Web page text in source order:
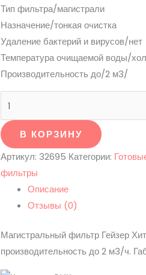
Тип фильтра/магистрали
Назначение/тонкая очистка
Удаление бактерий и вирусов/нет
Температура очищаемой воды/
Производительность до/2 м3/
В КОРЗИНУ
Артикул: 32695 Категории:
фильтры
Описание
Отзывы (0)
Магистральный фильтр Гейзер
производительность до 2 м3/ч.